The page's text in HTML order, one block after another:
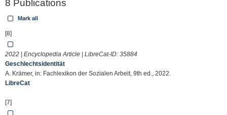
8 Publications
Mark all
[8]
2022 | Encyclopedia Article | LibreCat-ID: 35884
Geschlechtsidentität
A. Krämer, in: Fachlexikon der Sozialen Arbeit, 9th ed., 2022.
LibreCat
[7]